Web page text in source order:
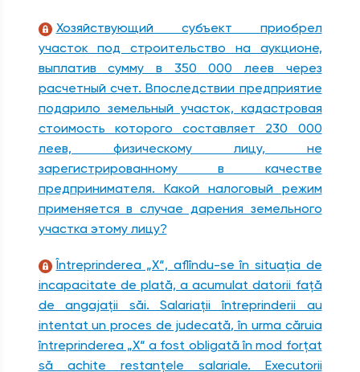
Хозяйствующий субъект приобрел
участок под строительство на аукционе,
выплатив сумму в 350 000 леев через
расчетный счет. Впоследствии предприятие
подарило земельный участок, кадастровая
стоимость которого составляет 230 000
леев, физическому лицу, не
зарегистрированному в качестве
предпринимателя. Какой налоговый режим
применяется в случае дарения земельного
участка этому лицу?
Întreprinderea „X“, aflîndu-se în situaţia de
incapacitate de plată, a acumulat datorii faţă
de angajaţii săi. Salariaţii întreprinderii au
intentat un proces de judecată, în urma căruia
întreprinderea „X“ a fost obligată în mod forţat
să achite restanţele salariale. Executorii